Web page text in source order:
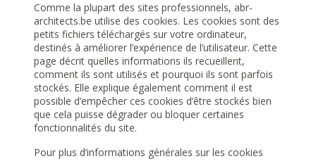
Comme la plupart des sites professionnels, abr-
architects.be utilise des cookies. Les cookies sont des
petits fichiers téléchargés sur votre ordinateur,
destinés à améliorer l’expérience de l’utilisateur. Cette
page décrit quelles informations ils recueillent,
comment ils sont utilisés et pourquoi ils sont parfois
stockés. Elle explique également comment il est
possible d’empêcher ces cookies d’être stockés bien
que cela puisse dégrader ou bloquer certaines
fonctionnalités du site.
Pour plus d’informations générales sur les cookies